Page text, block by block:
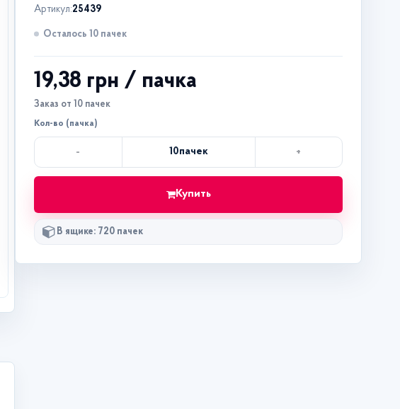
Артикул:25439
Осталось 10 пачек
19,38 грн / пачка
Заказ от 10 пачек
Кол-во (пачка)
- 10пачек +
Купить
В ящике: 720 пачек